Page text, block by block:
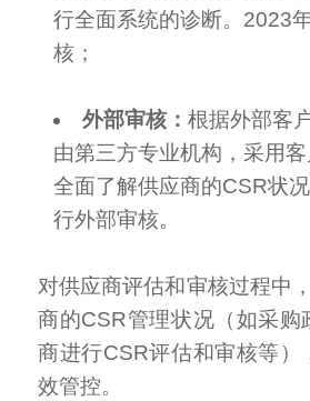
行全面系统的诊断。2023
核；
外部审核： 根据外部客
由第三方专业机构，采用
全面了解供应商的CSR状
行外部审核。
对供应商评估和审核过程中
商的CSR管理状况（如采
商进行CSR评估和审核等
效管控。